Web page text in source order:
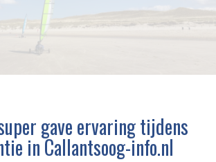
gave ervaring tijdens
in Callantsoog-info.nl